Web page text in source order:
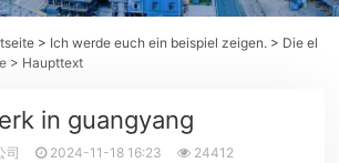
> Ich werde euch ein beispiel zeigen. > Die el
> Haupttext
in guangyang
司 2024-11-18 16:23 24412